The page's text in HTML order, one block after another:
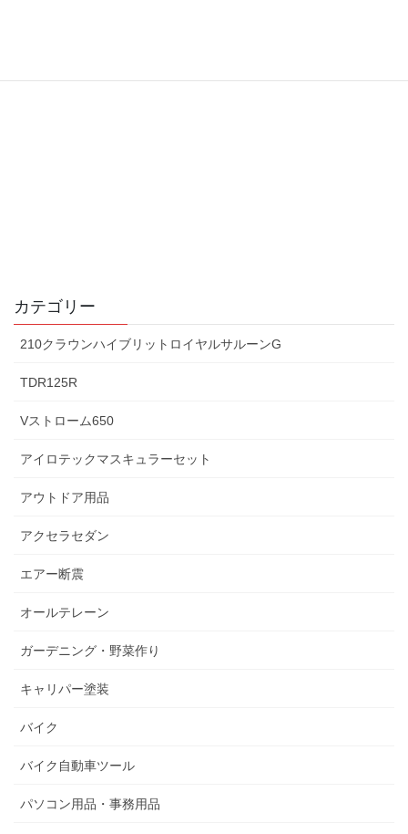
カテゴリー
210クラウンハイブリットロイヤルサルーンG
TDR125R
Vストローム650
アイロテックマスキュラーセット
アウトドア用品
アクセラセダン
エアー断震
オールテレーン
ガーデニング・野菜作り
キャリパー塗装
バイク
バイク自動車ツール
パソコン用品・事務用品